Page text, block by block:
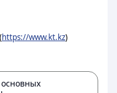
https://www.kt.kz)